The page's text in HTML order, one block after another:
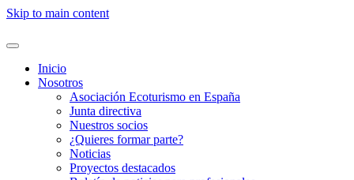
Skip to main content
Inicio
Nosotros
Asociación Ecoturismo en España
Junta directiva
Nuestros socios
¿Quieres formar parte?
Noticias
Proyectos destacados